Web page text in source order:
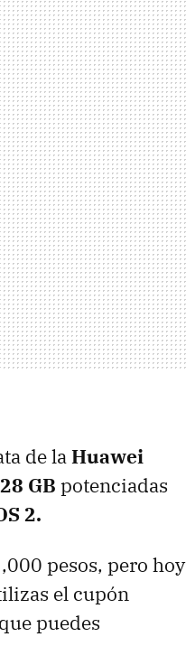
de laHuawei
GB potenciadas
2.
pesos, pero hoy
el cupón
puedes